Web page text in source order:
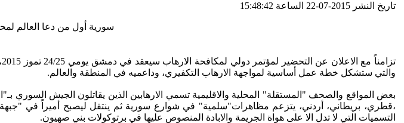
تاريخ النشر 2015-07-22 الساعة 15:48:42
سورية أول من دعا العالم
والتي ستشكل خطة عمل أساسية لمواجهة الارهاب التكفيري، وداعميه في المنطقة والعالم.
بعض المواقع والصحف "المستقلة" المحلية والاقليمية تسمي الارهابين الذين يقاتلون الجيش
،قطري، بريطاني، أردني، يتزعم مظاهرات"سلمية" في شوارع سورية ثم ينتقل ليصبح أميراً في
التسميات التي لا تدل الا على هواة الجريمة والابادة المنصوص عليها في برتوكولات بني صهيون.